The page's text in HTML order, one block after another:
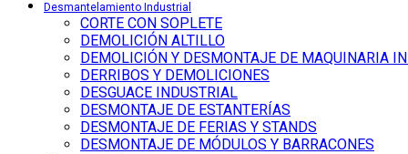
Desmantelamiento Industrial
CORTE CON SOPLETE
DEMOLICIÓN ALTILLO
DEMOLICIÓN Y DESMONTAJE DE MAQUINARIA
DERRIBOS Y DEMOLICIONES
DESGUACE INDUSTRIAL
DESMONTAJE DE ESTANTERÍAS
DESMONTAJE DE FERIAS Y STANDS
DESMONTAJE DE MÓDULOS Y BARRACONES